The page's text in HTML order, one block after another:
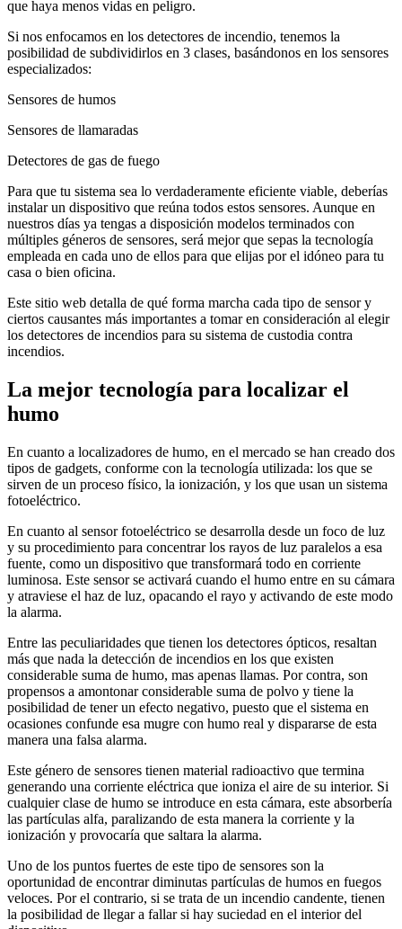
que haya menos vidas en peligro.
Si nos enfocamos en los detectores de incendio, tenemos la
posibilidad de subdividirlos en 3 clases, basándonos en los sensores
especializados:
Sensores de humos
Sensores de llamaradas
Detectores de gas de fuego
Para que tu sistema sea lo verdaderamente eficiente viable, deberías
instalar un dispositivo que reúna todos estos sensores. Aunque en
nuestros días ya tengas a disposición modelos terminados con
múltiples géneros de sensores, será mejor que sepas la tecnología
empleada en cada uno de ellos para que elijas por el idóneo para tu
casa o bien oficina.
Este sitio web detalla de qué forma marcha cada tipo de sensor y
ciertos causantes más importantes a tomar en consideración al elegir
los detectores de incendios para su sistema de custodia contra
incendios.
La mejor tecnología para localizar el
humo
En cuanto a localizadores de humo, en el mercado se han creado dos
tipos de gadgets, conforme con la tecnología utilizada: los que se
sirven de un proceso físico, la ionización, y los que usan un sistema
fotoeléctrico.
En cuanto al sensor fotoeléctrico se desarrolla desde un foco de luz
y su procedimiento para concentrar los rayos de luz paralelos a esa
fuente, como un dispositivo que transformará todo en corriente
luminosa. Este sensor se activará cuando el humo entre en su cámara
y atraviese el haz de luz, opacando el rayo y activando de este modo
la alarma.
Entre las peculiaridades que tienen los detectores ópticos, resaltan
más que nada la detección de incendios en los que existen
considerable suma de humo, mas apenas llamas. Por contra, son
propensos a amontonar considerable suma de polvo y tiene la
posibilidad de tener un efecto negativo, puesto que el sistema en
ocasiones confunde esa mugre con humo real y dispararse de esta
manera una falsa alarma.
Este género de sensores tienen material radioactivo que termina
generando una corriente eléctrica que ioniza el aire de su interior. Si
cualquier clase de humo se introduce en esta cámara, este absorbería
las partículas alfa, paralizando de esta manera la corriente y la
ionización y provocaría que saltara la alarma.
Uno de los puntos fuertes de este tipo de sensores son la
oportunidad de encontrar diminutas partículas de humos en fuegos
veloces. Por el contrario, si se trata de un incendio candente, tienen
la posibilidad de llegar a fallar si hay suciedad en el interior del